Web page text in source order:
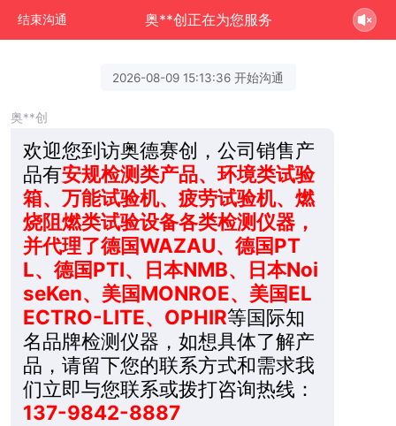
结束沟通 奥**创正在为您服务
2026-08-09 15:13:36 开始沟通
奥**创
欢迎您到访奥德赛创，公司销售产
品有安规检测类产品、环境类试验
箱、万能试验机、疲劳试验机、燃
烧阻燃类试验设备各类检测仪器，
并代理了德国WAZAU、德国PT
L、德国PTI、日本NMB、日本Noi
seKen、美国MONROE、美国EL
ECTRO-LITE、OPHIR等国际知
名品牌检测仪器，如想具体了解产
品，请留下您的联系方式和需求我
们立即与您联系或拨打咨询热线：
137-9842-8887